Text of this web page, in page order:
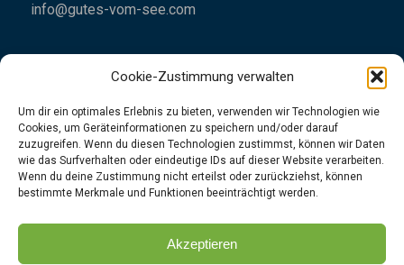
Cookie-Zustimmung verwalten
Um dir ein optimales Erlebnis zu bieten, verwenden wir Technologien wie
Cookies, um Geräteinformationen zu speichern und/oder darauf
zuzugreifen. Wenn du diesen Technologien zustimmst, können wir Daten
wie das Surfverhalten oder eindeutige IDs auf dieser Website verarbeiten.
Wenn du deine Zustimmung nicht erteilst oder zurückziehst, können
bestimmte Merkmale und Funktionen beeinträchtigt werden.
Akzeptieren
info@gutes-vom-see.com
Impressum
Datenschutzrichtlinien